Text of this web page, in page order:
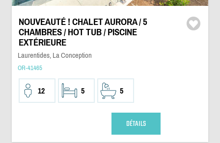
NOUVEAUTÉ ! CHALET AURORA / 5
CHAMBRES / HOT TUB / PISCINE
EXTÉRIEURE
Laurentides, La Conception
OR-41465
12 5 5
DÉTAILS